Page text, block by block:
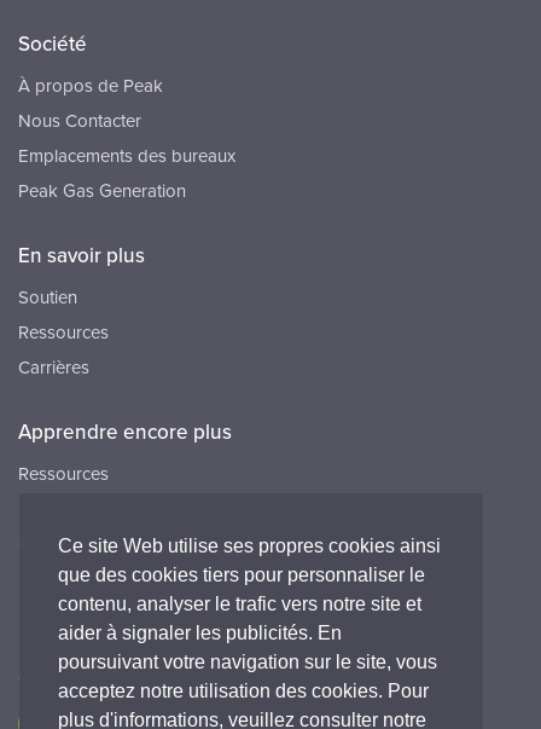
Ce site Web utilise ses propres cookies ainsi
que des cookies tiers pour personnaliser le
contenu, analyser le trafic vers notre site et
aider à signaler les publicités. En
poursuivant votre navigation sur le site, vous
acceptez notre utilisation des cookies. Pour
plus d'informations, veuillez consulter notre
Société
À propos de Peak
Nous Contacter
Emplacements des bureaux
Peak Gas Generation
En savoir plus
Soutien
Ressources
Carrières
Apprendre encore plus
Ressources
Carrières
Peak HQ tel:+44 141 812 8100
Peak FR tel:+33 (0)1 64 86 29 82
Connectez-vous avec nous